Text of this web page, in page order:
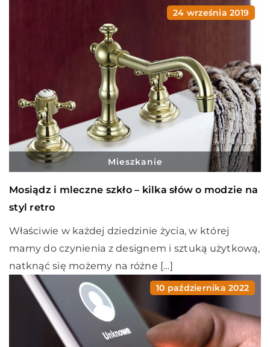
24 września 2019
Mieszkanie
Mosiądz i mleczne szkło – kilka słów o modzie na
styl retro
Właściwie w każdej dziedzinie życia, w której
mamy do czynienia z designem i sztuką użytkową,
natknąć się możemy na różne […]
10 października 2022